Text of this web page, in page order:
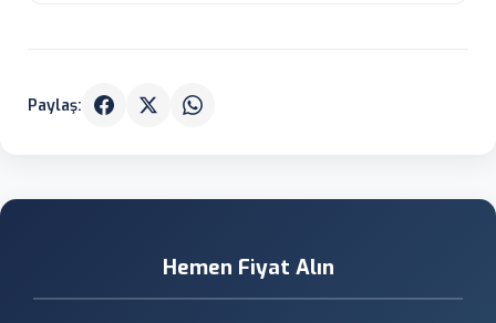
Paylaş:
Hemen Fiyat Alın